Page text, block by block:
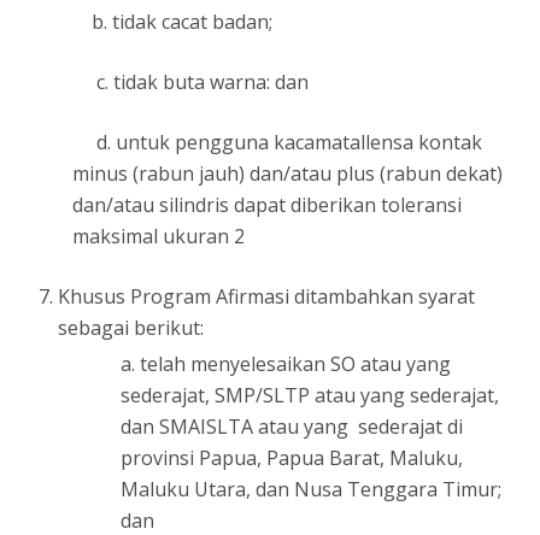
b. tidak cacat badan;
c. tidak buta warna: dan
d. untuk pengguna kacamatallensa kontak
minus (rabun jauh) dan/atau plus (rabun dekat)
dan/atau silindris dapat diberikan toleransi
maksimal ukuran 2
Khusus Program Afirmasi ditambahkan syarat
sebagai berikut:
a. telah menyelesaikan SO atau yang
sederajat, SMP/SLTP atau yang sederajat,
dan SMAISLTA atau yang sederajat di
provinsi Papua, Papua Barat, Maluku,
Maluku Utara, dan Nusa Tenggara Timur;
dan